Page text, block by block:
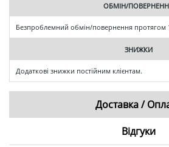
ОБМІН/
Безпроблемний обмін/повернення протягом
ЗНИЖКИ
Додаткові знижки постійним клієнтам.
Доставка /
Відгуки